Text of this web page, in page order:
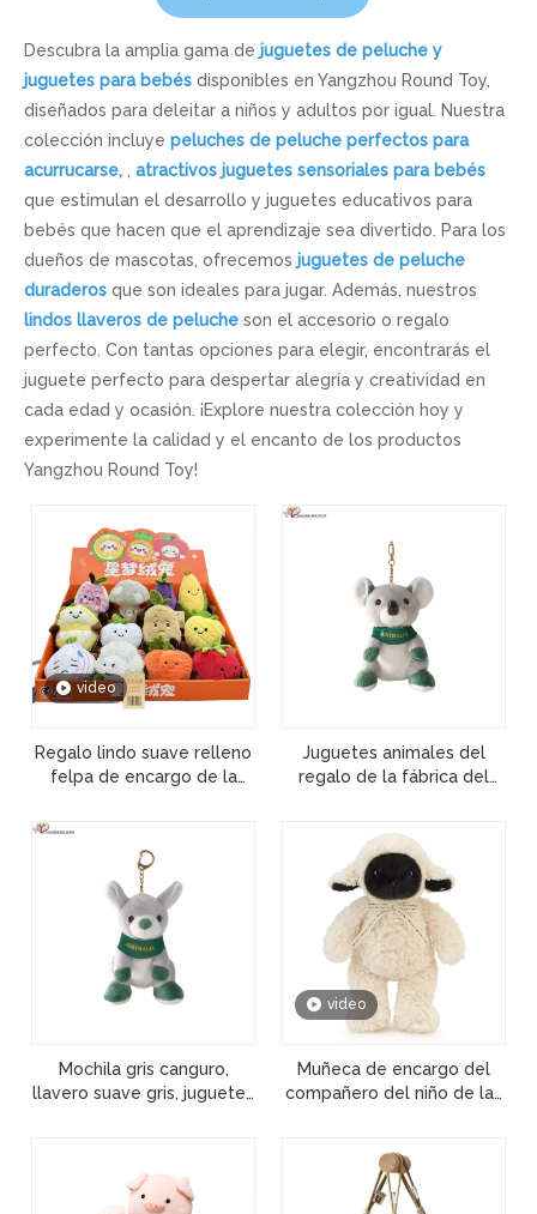
Descubra la amplia gama de juguetes de peluche y
juguetes para bebés disponibles en Yangzhou Round Toy,
diseñados para deleitar a niños y adultos por igual. Nuestra
colección incluye peluches de peluche perfectos para
acurrucarse,
atractivos juguetes sensoriales para bebés
que estimulan el desarrollo y juguetes educativos para
bebés que hacen que el aprendizaje sea divertido. Para los
dueños de mascotas, ofrecemos juguetes de peluche
duraderos que son ideales para jugar. Además, nuestros
lindos llaveros de peluche son el accesorio o regalo
perfecto. Con tantas opciones para elegir, encontrarás el
juguete perfecto para despertar alegría y creatividad en
cada edad y ocasión. ¡Explore nuestra colección hoy y
experimente la calidad y el encanto de los productos
Yangzhou Round Toy!
video
Regalo lindo suave relleno
felpa de encargo de la
Juguetes animales del
regalo de la fábrica del
mascota del animal de la
felpa suave gris de Koala
Mochila gris canguro,
llavero suave gris, juguetes
video
Muñeca de encargo del
compañero del niño de las
bebé